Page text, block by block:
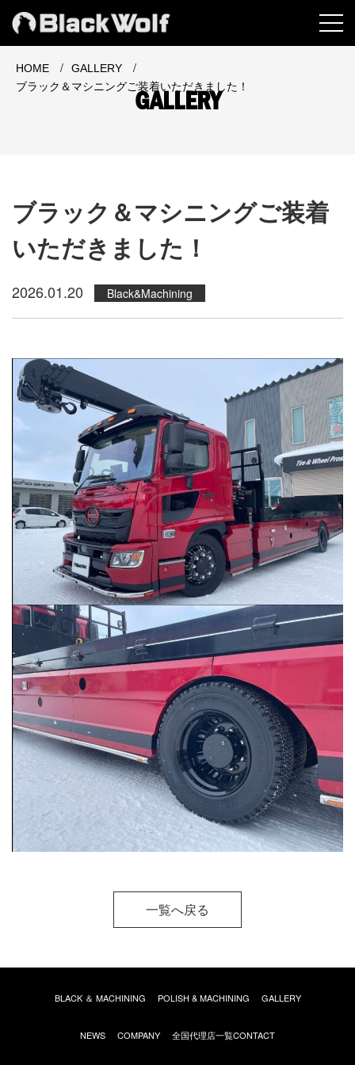
HOME / GALLERY
/
ブラック＆マシニングご装着いただきました！
GALLERY
ブラック＆マシニングご装着
いただきました！
2026.01.20 Black&Machining
一覧へ戻る
BLACK ＆ MACHINING POLISH & MACHINING GALLERY
NEWS COMPANY 全国代理店一覧CONTACT